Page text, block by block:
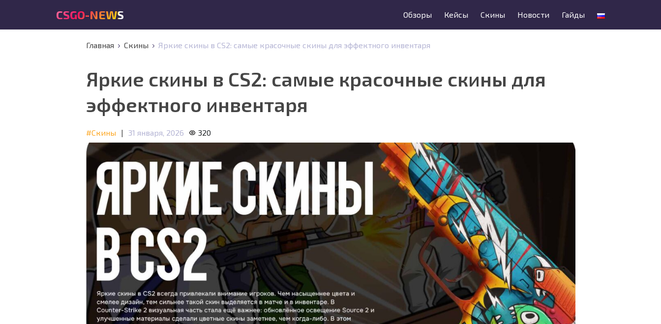
CSGO-NEWS Обзоры Кейсы Скины Новости Гайды
Главная Скины Яркие скины в CS2: самые красочные скины для эффектного инвентаря
Яркие скины в CS2: самые красочные скины для
эффектного инвентаря
#Скины | 31 января, 2026 320